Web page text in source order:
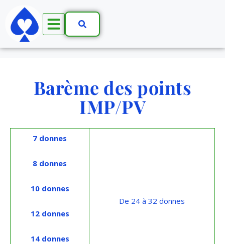
Barème des points
IMP/PV
7 donnes
8 donnes
10 donnes
12 donnes
14 donnes
De 24 à 32 donnes